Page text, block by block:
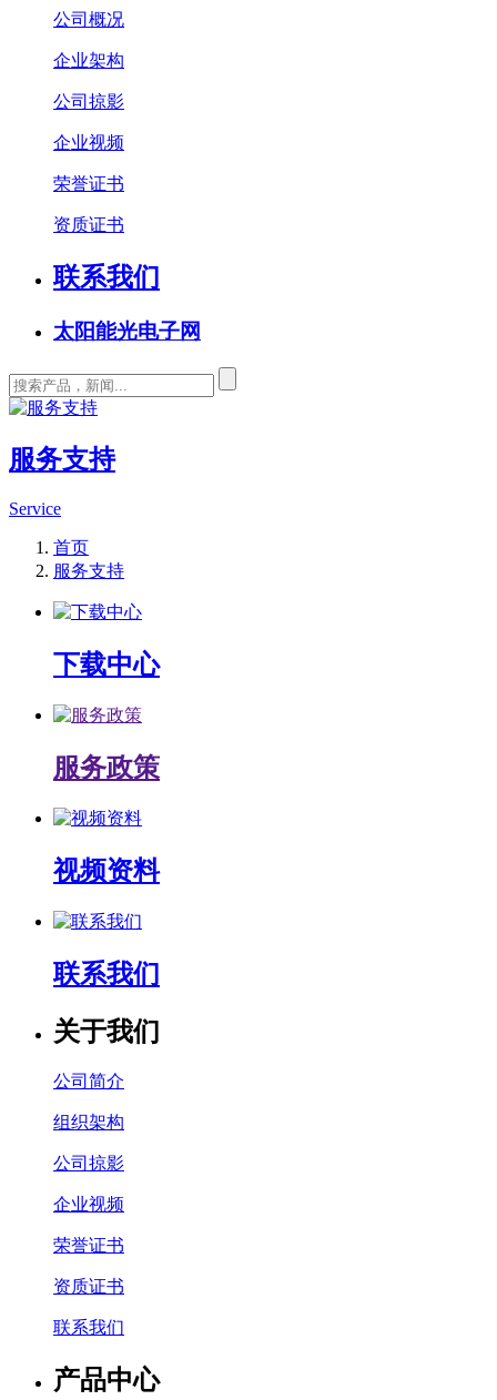
公司概况
企业架构
公司掠影
企业视频
荣誉证书
资质证书
联系我们
太阳能光电子网
服务支持
Service
首页
服务支持
下载中心
服务政策
视频资料
联系我们
关于我们
公司简介
组织架构
公司掠影
企业视频
荣誉证书
资质证书
联系我们
产品中心